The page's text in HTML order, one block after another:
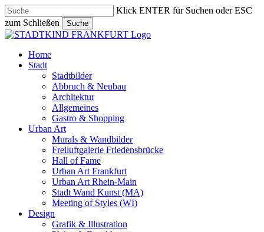
Skip
to
main
content
Klick ENTER für Suchen oder ESC
zum Schließen
Suche
Close
search
Menu
Home
Stadt
Stadtbilder
Abbruch & Neubau
Architektur
Allgemeines
Gastro & Shopping
Urban Art
Murals & Wandbilder
Freiluftgalerie Friedensbrücke
Hall of Fame
Urban Art Frankfurt
Urban Art Rhein-Main
Stadt Wand Kunst (MA)
Meeting of Styles (WI)
Design
Grafik & Illustration